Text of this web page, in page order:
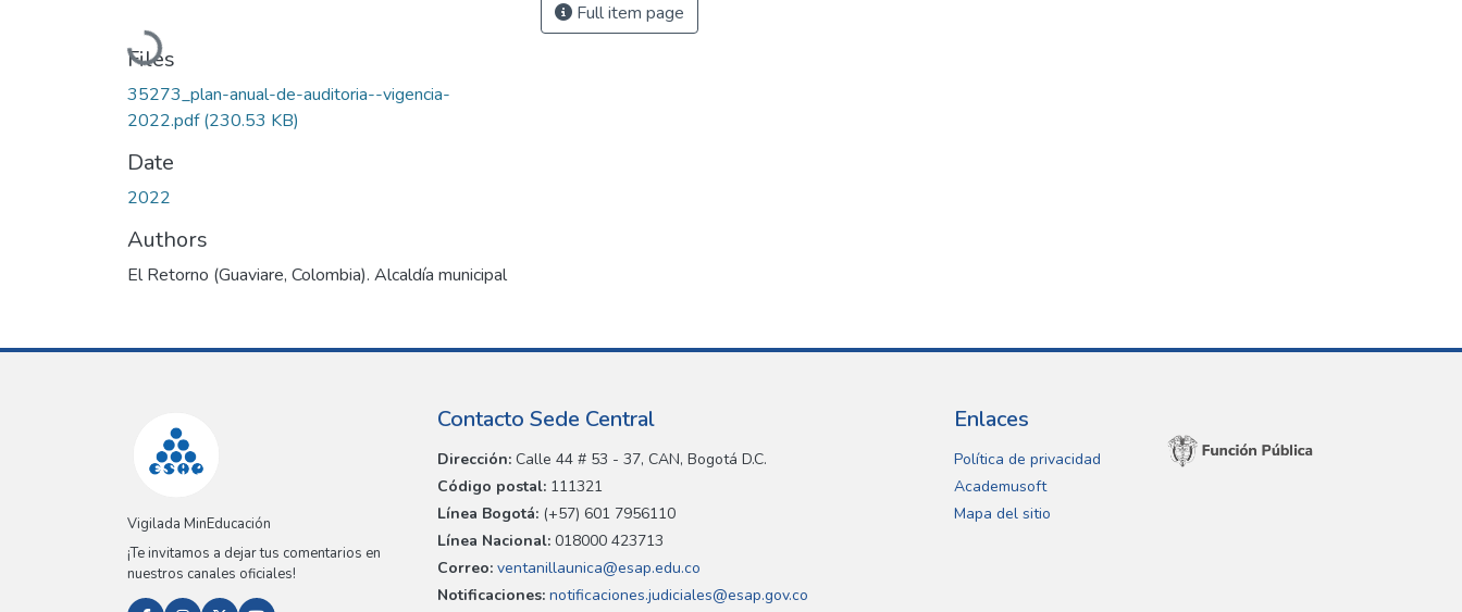
Loading...
Files
35273_plan-anual-de-auditoria--vigencia-
2022.pdf(230.53 KB)
Date
2022
Authors
El Retorno (Guaviare, Colombia). Alcaldía municipal
Full item page
Vigilada MinEducación
¡Te invitamos a dejar tus comentarios en
nuestros canales oficiales!
Contacto Sede Central
Dirección: Calle 44 # 53 - 37, CAN, Bogotá D.C.
Código postal: 111321
Línea Bogotá: (+57) 601 7956110
Línea Nacional: 018000 423713
Correo: ventanillaunica@esap.edu.co
Notificaciones: notificaciones.judiciales@esap.gov.co
Enlaces
Política de privacidad
Academusoft
Mapa del sitio